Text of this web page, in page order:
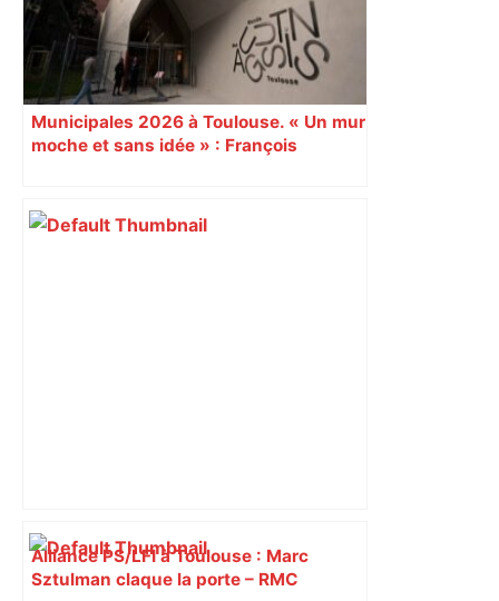
Municipales 2026 à Toulouse. « Un mur
moche et sans idée » : François
Augustins
Alliance PS/LFI à Toulouse : Marc
Sztulman claque la porte – RMC